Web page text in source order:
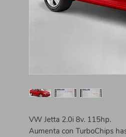
VW Jetta 2.0i 8v. 115hp.
Aumenta con TurboChips